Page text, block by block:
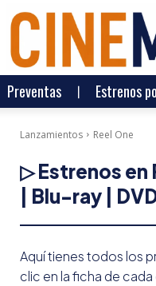
Preventas Estrenos
Lanzamientos Reel One
▷ Estrenos en
| Blu-ray |
Aquí tienes todos los
clic en la ficha de